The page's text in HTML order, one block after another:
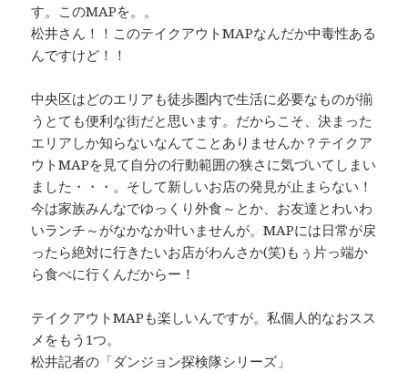
す。このMAPを。。
松井さん！！このテイクアウトMAPなんだか中毒性ある
んですけど！！
中央区はどのエリアも徒歩圏内で生活に必要なものが揃
うとても便利な街だと思います。だからこそ、決まった
エリアしか知らないなんてことありませんか？テイクア
ウトMAPを見て自分の行動範囲の狭さに気づいてしまい
ました・・・。そして新しいお店の発見が止まらない！
今は家族みんなでゆっくり外食～とか、お友達とわいわ
いランチ～がなかなか叶いませんが。MAPには日常が戻
ったら絶対に行きたいお店がわんさか(笑)もぅ片っ端か
ら食べに行くんだからー！
テイクアウトMAPも楽しいんですが。私個人的なおスス
メをもう1つ。
松井記者の「ダンジョン探検隊シリーズ」